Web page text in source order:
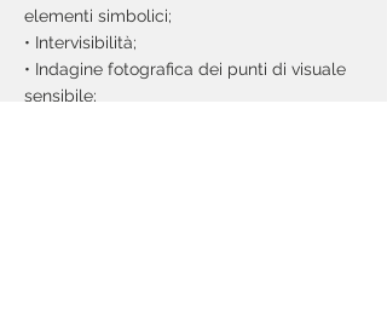
elementi simbolici;
• Intervisibilità;
• Indagine fotografica dei punti di visuale
sensibile;